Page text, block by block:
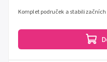
Komplet područek a stabilizačních